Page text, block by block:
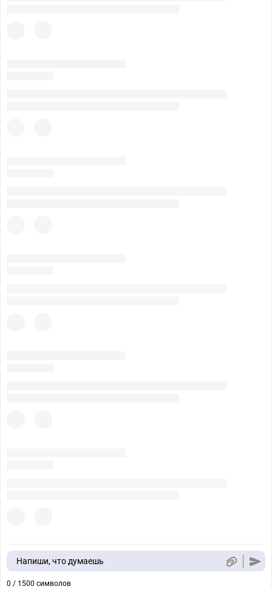
Напиши, что думаешь
0 / 1500 символов